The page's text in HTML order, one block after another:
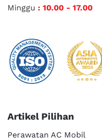
Minggu : 10.00 - 17.00
Artikel Pilihan
Perawatan AC Mobil